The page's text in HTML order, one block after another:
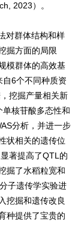
2023）。
对群体结构和样
掘方面的局限
模群体的高效基
6个不同种质资
挖掘产量相关新
核苷酸多态性和
分析，并进一步
状相关的遗传位
著提高了QTL的
掘了水稻粒宽和
子遗传学实验进
挖掘和遗传改良
种提供了宝贵的